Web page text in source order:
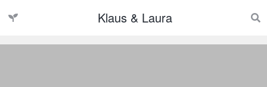
Klaus & Laura